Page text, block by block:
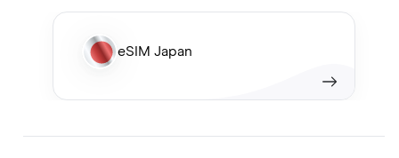
eSIM Japan